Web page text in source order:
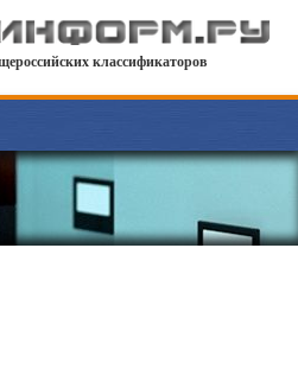
классификаторов